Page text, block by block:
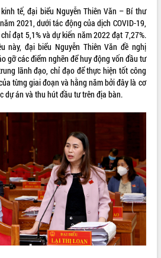
sát
gói
đột
trong
số
hạ
tế, đại biểu Nguyễn Thiên Văn – Bí thư
2021, dưới tác động của dịch COVID-19,
đạt 5,1% và dự kiến năm 2022 đạt 7,27%.
này, đại biểu Nguyễn Thiên Văn đề nghị
gỡ các điểm nghẽn để huy động vốn đầu tư
lãnh đạo, chỉ đạo để thực hiện tốt công
từng giai đoạn và hằng năm bởi đây là cơ
dự án và thu hút đầu tư trên địa bàn.